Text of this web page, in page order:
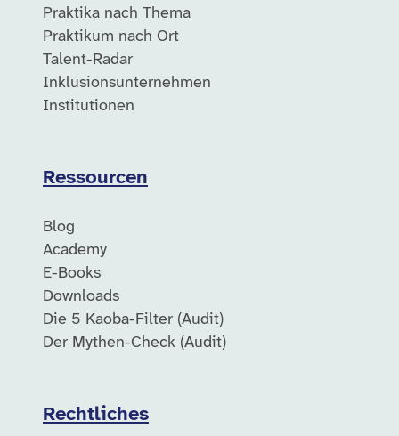
Praktika nach Thema
Praktikum nach Ort
Talent-Radar
Inklusionsunternehmen
Institutionen
Ressourcen
Blog
Academy
E-Books
Downloads
Die 5 Kaoba-Filter (Audit)
Der Mythen-Check (Audit)
Rechtliches